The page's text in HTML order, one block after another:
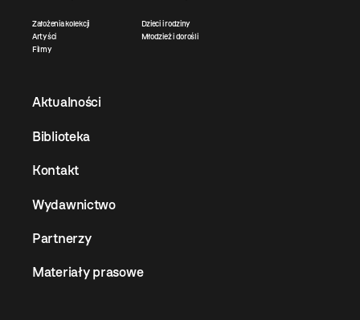
Założenia kolekcji
Artyści
Filmy
Dzieci i rodziny
Młodzież i dorośli
Aktualności
Biblioteka
Kontakt
Wydawnictwo
Partnerzy
Materiały prasowe